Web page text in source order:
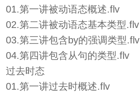
01.第一讲被动语态概述.flv
02.第二讲被动语态基本类型.flv
03.第三讲包含by的强调类型.flv
04.第四讲包含从句的类型.flv
过去时态
01.第一讲过去时概述.flv